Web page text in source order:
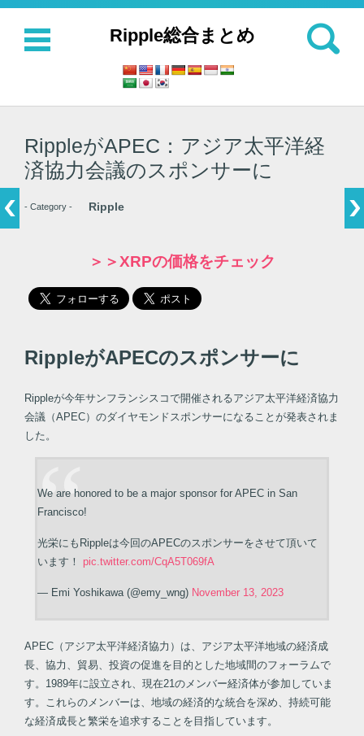
Ripple総合まとめ
検索:
コンテンツに移動
RippleがAPEC：アジア太平洋経
済協力会議のスポンサーに
- Category - Ripple
＞＞XRPの価格をチェック
RippleがAPECのスポンサーに
Rippleが今年サンフランシスコで開催されるアジア太平洋経済協力
会議（APEC）のダイヤモンドスポンサーになることが発表されま
した。
We are honored to be a major sponsor for APEC in San
Francisco!
光栄にもRippleは今回のAPECのスポンサーをさせて頂いて
います！ pic.twitter.com/CqA5T069fA
— Emi Yoshikawa (@emy_wng) November 13, 2023
APEC（アジア太平洋経済協力）は、アジア太平洋地域の経済成
長、協力、貿易、投資の促進を目的とした地域間のフォーラムで
す。1989年に設立され、現在21のメンバー経済体が参加していま
す。これらのメンバーは、地域の経済的な統合を深め、持続可能
な経済成長と繁栄を追求することを目指しています。